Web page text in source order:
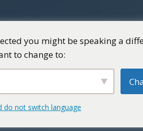
you might be speaking a
to change to:
do not switch language